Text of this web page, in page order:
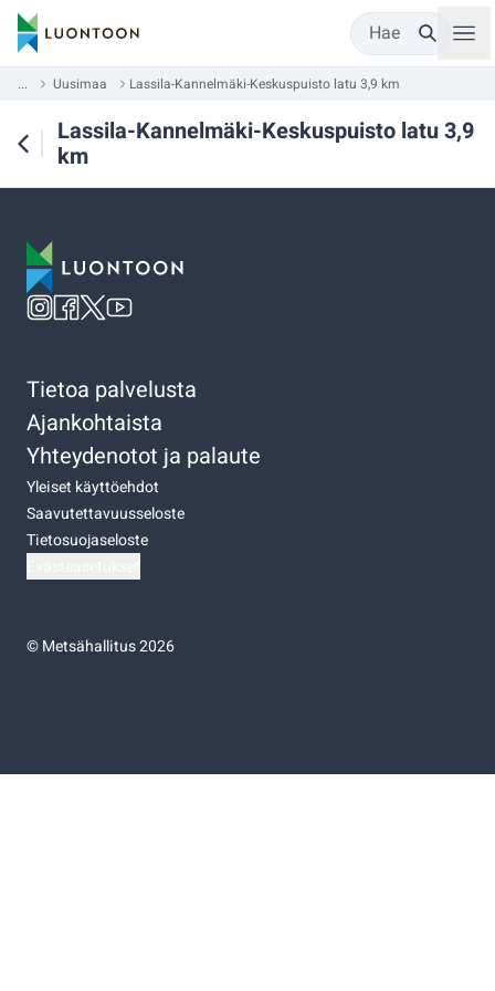
Hae
... Uusimaa Lassila-Kannelmäki-Keskuspuisto latu 3,9 km
Lassila-Kannelmäki-Keskuspuisto latu 3,9
km
Tietoa palvelusta
Ajankohtaista
Yhteydenotot ja palaute
Yleiset käyttöehdot
Saavutettavuusseloste
Tietosuojaseloste
©Metsähallitus 2026